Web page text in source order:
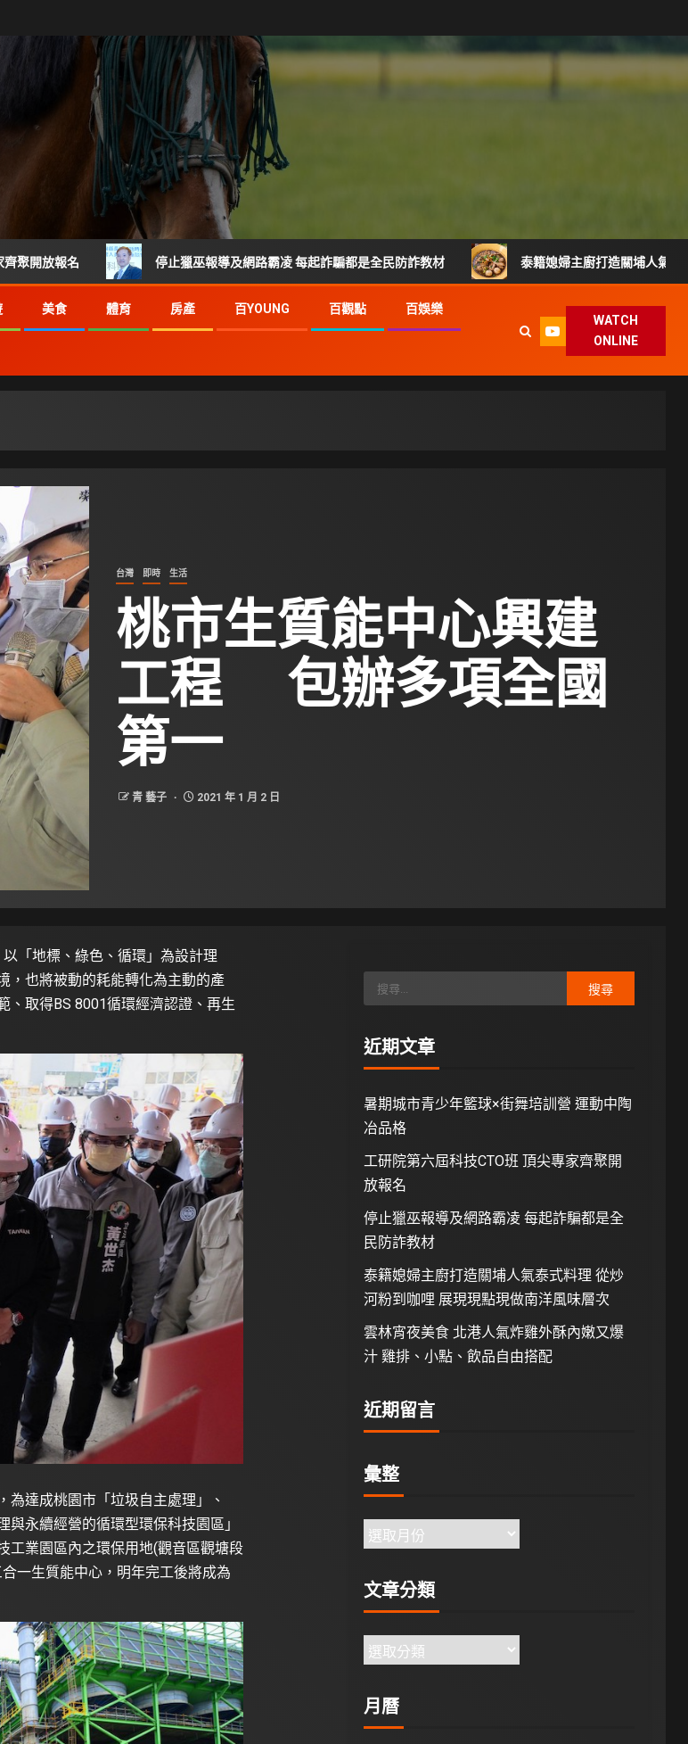
停止獵巫報導及網路霸凌 每起詐騙都是全民防詐教材 泰籍媳婦主廚打造關埔人氣泰式料理 從炒河
美食 體育 房產 百YOUNG 百觀點 百娛樂
WATCH
ONLINE
台灣 即時 生活
桃市生質能中心興建
工程 包辦多項全國
第一
青 藝子 2021 年 1 月 2 日
「地標、綠色、循環」為設計理
，也將被動的耗能轉化為主動的產
、取得BS 8001循環經濟認證、再生
達成桃園市「垃圾自主處理」、
與永續經營的循環型環保科技園區」
工業園區內之環保用地(觀音區觀塘段
一生質能中心，明年完工後將成為
近期文章
暑期城市青少年籃球×街舞培訓營 運動中陶
冶品格
工研院第六屆科技CTO班 頂尖專家齊聚開
放報名
停止獵巫報導及網路霸凌 每起詐騙都是全
民防詐教材
泰籍媳婦主廚打造關埔人氣泰式料理 從炒
河粉到咖哩 展現現點現做南洋風味層次
雲林宵夜美食 北港人氣炸雞外酥內嫩又爆
汁 雞排、小點、飲品自由搭配
近期留言
彙整
文章分類
月曆